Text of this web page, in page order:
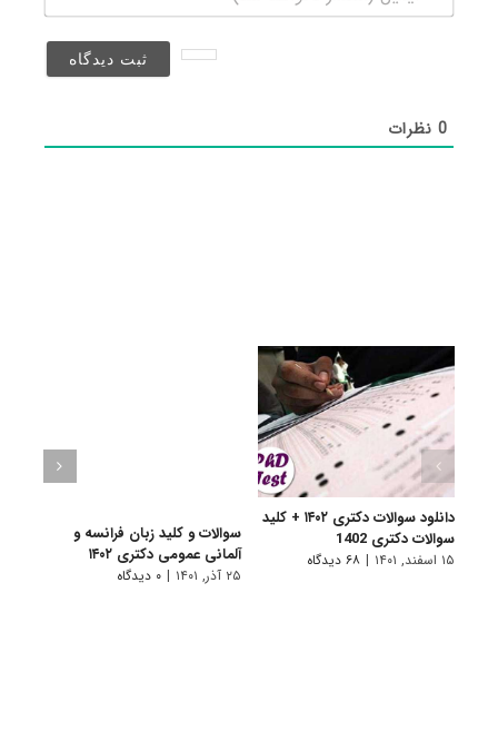
(منتشر
0نظرات
دانلود سوالات دکتری ۱۴۰۲ + کلید
سوالات دکتری 1402
۱۵ اسفند, ۱۴۰۱ | ۶۸ دیدگاه
سوالات و کلید زبان فرانسه و
آلمانی عمومی دکتری ۱۴۰۲
۲۵ آذر, ۱۴۰۱ | ۰ دیدگاه